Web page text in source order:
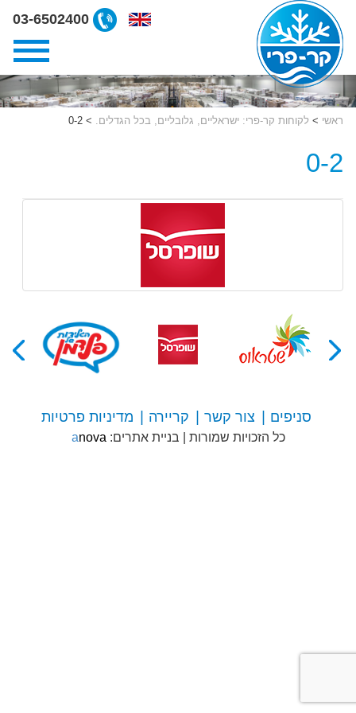
ליצירת
03-
6502400
03-6502400
ראשי > לקוחות קר-פרי: ישראליים, גלובליים, בכל הגדלים. >
0-2
0-2
סניפים צור קשר קריירה מדיניות פרטיות
כל הזכויות שמורות בניית אתרים: צור
anova